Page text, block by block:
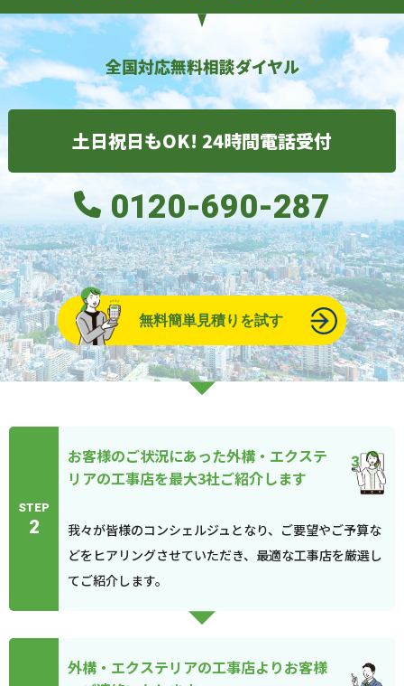
全国対応無料相談ダイヤル
土日祝日もOK! 24時間電話受付
0120-690-287
無料簡単見積りを試す
STEP
2
お客様のご状況にあった外構・エクステ
リアの工事店を最大3社ご紹介します
我々が皆様のコンシェルジュとなり、ご要望やご予算な
どをヒアリングさせていただき、最適な工事店を厳選し
てご紹介します。
外構・エクステリアの工事店よりお客様